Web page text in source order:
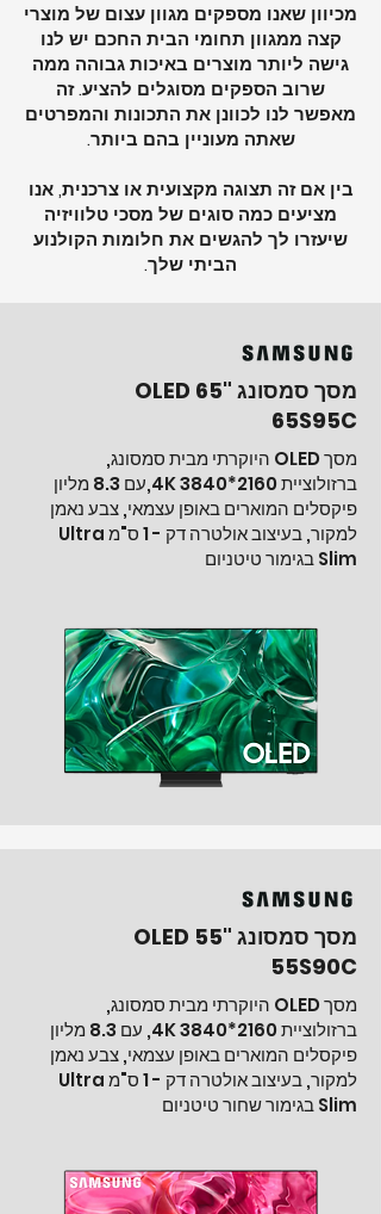
מכיוון שאנו מספקים מגוון עצום של מוצרי
קצה ממגוון תחומי הבית החכם יש לנו
גישה ליותר מוצרים באיכות גבוהה ממה
שרוב הספקים מסוגלים להציע. זה
מאפשר לנו לכוונן את התכונות והמפרטים
שאתה מעוניין בהם ביותר.
בין אם זה תצוגה מקצועית או צרכנית, אנו
מציעים כמה סוגים של מסכי טלוויזיה
שיעזרו לך להגשים את חלומות הקולנוע
הביתי שלך.
מסך סמסונג "65 OLED
65S95C
מסך OLED היוקרתי מבית סמסונג,
ברזולוציית 4K 3840*2160
,עם 8.3 מליון
פיקסלים המוארים באופן עצמאי, צבע נאמן
למקור, בעיצוב אולטרה דק - 1 ס"מ Ultra
Slim בגימור טיטניום
מסך סמסונג "55 OLED
55S90C
מסך OLED היוקרתי מבית סמסונג,
ברזולוציית 4K 3840*2160
, עם 8.3 מליון
פיקסלים המוארים באופן עצמאי, צבע נאמן
למקור, בעיצוב אולטרה דק - 1 ס"מ Ultra
Slim בגימור שחור טיטניום